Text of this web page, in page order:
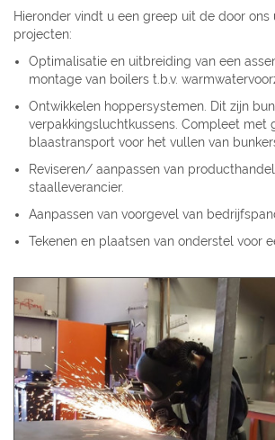
Hieronder vindt u een greep uit de door ons
projecten:
Optimalisatie en uitbreiding van een
montage van boilers t.b.v.
Ontwikkelen hoppersystemen. Dit zijn
verpakkingsluchtkussens. Compleet met
blaastransport voor het vullen van
Reviseren/ aanpassen van
staalleverancier.
Aanpassen van voorgevel van
Tekenen en plaatsen van onderstel voor